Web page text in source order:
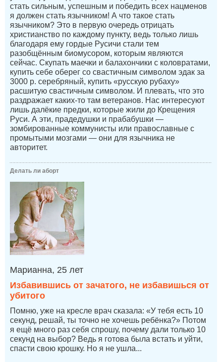
стать сильным, успешным и победить всех нацменов
я должен стать язычником! А что такое стать
язычником? Это в первую очередь отрицать
христианство по каждому пункту, ведь только лишь
благодаря ему гордые Русичи стали тем
разобщённым биомусором, которым являются
сейчас. Скупать маечки и балахончики с коловратами,
купить себе оберег со свастичным символом эдак за
3000 р. серебряный, купить «русскую рубаху»
расшитую свастичным символом. И плевать, что это
раздражает каких-то там ветеранов. Нас интересуют
лишь далёкие предки, которые жили до Крещения
Руси. А эти, прадедушки и прабабушки —
зомбированные коммунисты или православные с
промытыми мозгами — они для язычника не
авторитет.
Делать ли аборт
Марианна, 25 лет
Избавившись от зачатого, не избавишься от
убитого
Помню, уже на кресле врач сказала: «У тебя есть 10
секунд, решай, ты точно не хочешь ребёнка?» Потом
я ещё много раз себя спрошу, почему дали только 10
секунд на выбор? Ведь я готова была встать и уйти,
спасти свою крошку. Но я не ушла...